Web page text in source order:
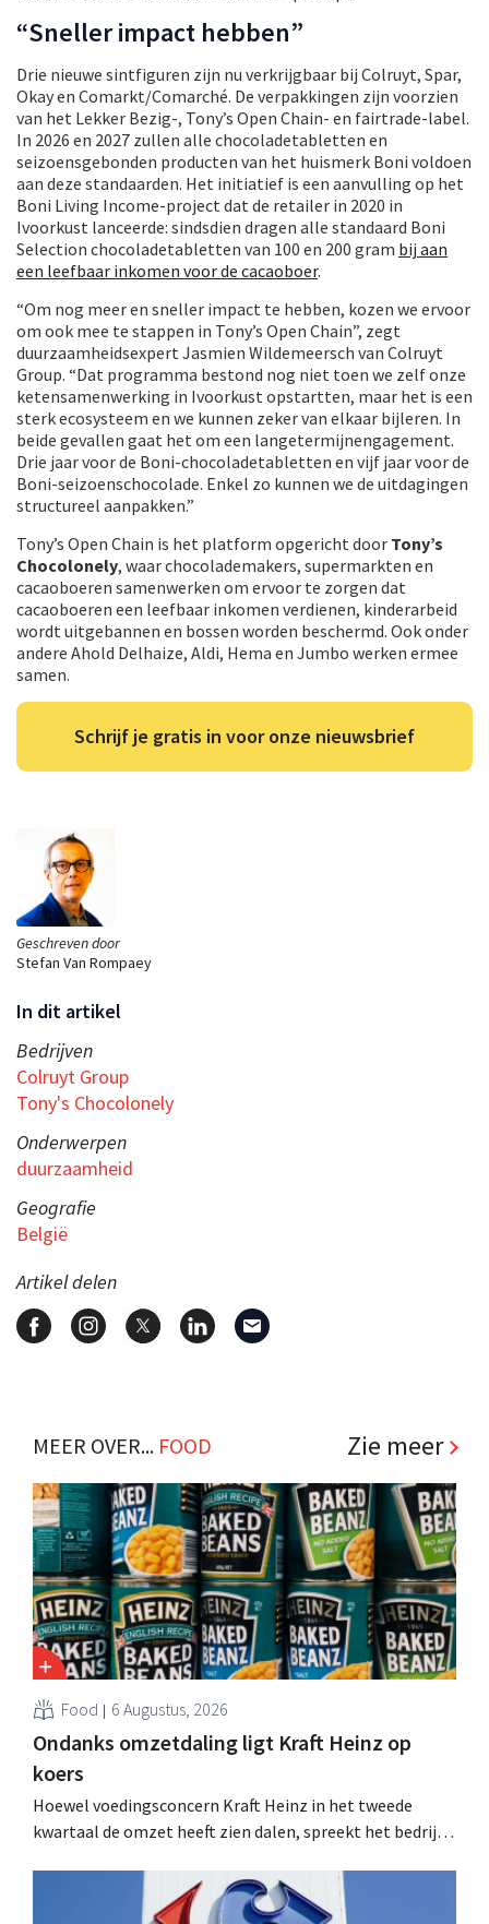
Geschreven door
Stefan Van Rompaey
In dit artikel
Bedrijven
Colruyt Group
Tony's Chocolonely
Onderwerpen
duurzaamheid
Geografie
België
Artikel delen
“Sneller impact hebben”
Drie nieuwe sintfiguren zijn nu verkrijgbaar bij Colruyt, Spar,
Okay en Comarkt/Comarché. De verpakkingen zijn voorzien
van het Lekker Bezig-, Tony’s Open Chain- en fairtrade-label.
In 2026 en 2027 zullen alle chocoladetabletten en
seizoensgebonden producten van het huismerk Boni voldoen
aan deze standaarden. Het initiatief is een aanvulling op het
Boni Living Income-project dat de retailer in 2020 in
Ivoorkust lanceerde: sindsdien dragen alle standaard Boni
Selection chocoladetabletten van 100 en 200 gram bij aan
een leefbaar inkomen voor de cacaoboer.
“Om nog meer en sneller impact te hebben, kozen we ervoor
om ook mee te stappen in Tony’s Open Chain”, zegt
duurzaamheidsexpert Jasmien Wildemeersch van Colruyt
Group. “Dat programma bestond nog niet toen we zelf onze
ketensamenwerking in Ivoorkust opstartten, maar het is een
sterk ecosysteem en we kunnen zeker van elkaar bijleren. In
beide gevallen gaat het om een langetermijnengagement.
Drie jaar voor de Boni-chocoladetabletten en vijf jaar voor de
Boni-seizoenschocolade. Enkel zo kunnen we de uitdagingen
structureel aanpakken.”
Tony’s Open Chain is het platform opgericht door Tony’s
Chocolonely, waar chocolademakers, supermarkten en
cacaoboeren samenwerken om ervoor te zorgen dat
cacaoboeren een leefbaar inkomen verdienen, kinderarbeid
wordt uitgebannen en bossen worden beschermd. Ook onder
andere Ahold Delhaize, Aldi, Hema en Jumbo werken ermee
samen.
Schrijf je gratis in voor onze nieuwsbrief
MEER OVER... FOOD Zie meer
Food 6 Augustus, 2026
Ondanks omzetdaling ligt Kraft Heinz op
koers
Hoewel voedingsconcern Kraft Heinz in het tweede
kwartaal de omzet heeft zien dalen, spreekt het bedrijf
multinational verhoogt de investeringen en de
vooruitzichten.